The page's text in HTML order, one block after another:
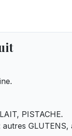
PISTACHE.
GLUTENS,